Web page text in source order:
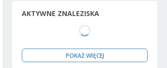
AKTYWNE ZNALEZISKA
POKAŻ WIĘCEJ